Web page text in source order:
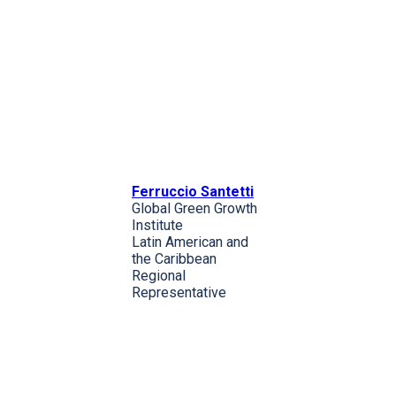
Ferruccio Santetti
Global Green Growth
Institute
Latin American and
the Caribbean
Regional
Representative